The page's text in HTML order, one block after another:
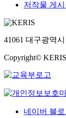
저작물 게
41061 대구광역
Copyright©
네이버 블